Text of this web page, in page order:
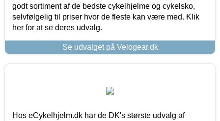
godt sortiment af de bedste cykelhjelme og cykelsko,
selvfølgelig til priser hvor de fleste kan være med. Klik
her for at se deres udvalg.
Se udvalget på Velogear.dk
Hos eCykelhjelm.dk har de DK's største udvalg af